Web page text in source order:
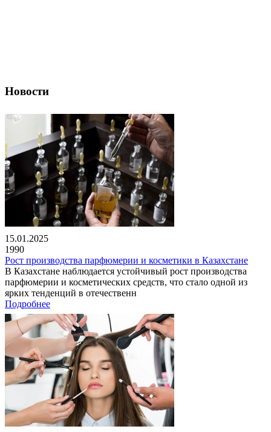
Новости
15.01.2025
1990
Рост производства парфюмерии и косметики в Казахстане
В Казахстане наблюдается устойчивый рост производства
парфюмерии и косметических средств, что стало одной из
ярких тенденций в отечественн
Подробнее